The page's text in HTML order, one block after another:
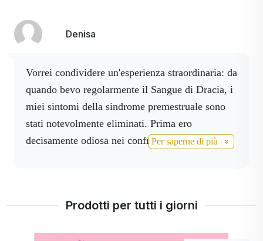
somministrare alcun farmaco, l'infiammazione in
Activstar! Anche la sindrome premestruale
appartiene al passato e i dolori premestruali sono
Denisa
Vorrei condividere un'esperienza straordinaria: da
quando bevo regolarmente il Sangue di Dracia, i
miei sintomi della sindrome premestruale sono
stati notevolmente eliminati. Prima ero
decisamente odiosa nei confronti di ciò che mi
infiammazioni. L'ho provato io stessa!
Per saperne di più
Prodotti per tutti i giorni